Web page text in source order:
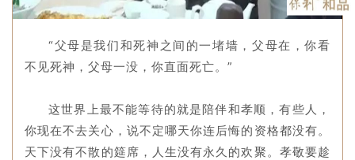
“父母是我们和死神之间的一堵墙，父母在，你看
不见死神，父母一没，你直面死亡。”
这世界上最不能等待的就是陪伴和孝顺，有些人，
你现在不去关心，说不定哪天你连后悔的资格都没有。
天下没有不散的筵席，人生没有永久的欢聚。孝敬要趁